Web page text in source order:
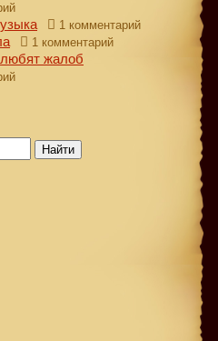
1 комментарий
1 комментарий
жалоб
Найти